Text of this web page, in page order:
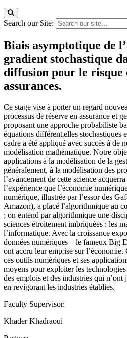
Search our Site:
Biais asymptotique de
gradient stochastique
diffusion pour le risque
assurances.
Ce stage vise à porter un regard
processus de réserve en assurance et
proposant une approche probabiliste
équations différentielles stochastiques
cadre a été appliqué avec succès à de
modélisation mathématique. Notre
applications à la modélisation de la
généralement, à la modélisation des
l’avancement de cette science
l’expérience que l’économie
numérique, illustrée par l’essor des
Amazon), a placé l’algorithmique au
; on entend par algorithmique une
sciences étroitement imbriquées : les
l’informatique. Avec la croissance
données numériques – le fameux Big
ont accru leur emprise sur l’économie.
ces outils numériques et ses
moyens pour exploiter les
des emplois et des industries qui n’ont
en revigorant les industries établies.
Faculty Supervisor:
Khader Khadraoui